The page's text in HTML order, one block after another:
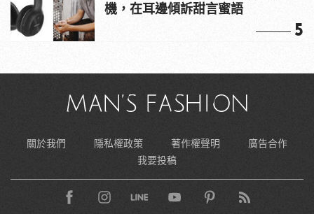
機，在耳邊傾訴甜言蜜語
5
關於我們 隱私權政策 著作權聲明
廣告合作
我要投稿